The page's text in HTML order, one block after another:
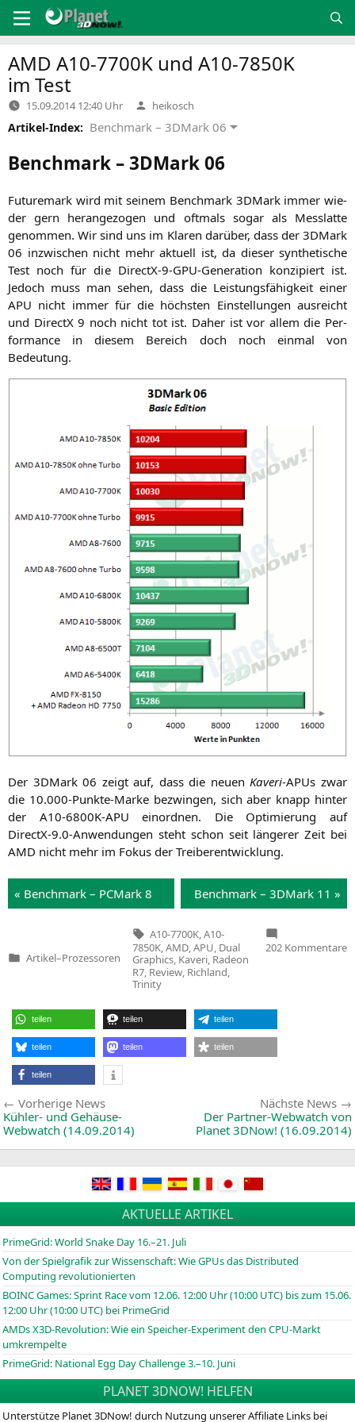
Inhalt
springen
AMD A10-7700K und A10-7850K
im Test
15.09.2014 12:40 Uhr Verfasst
von
heikosch
Artikel-Index: Benchmark – 3DMark 06
Benchmark – 3DMark 06
Future­mark wird mit sei­nem Bench­mark 3DMark immer wie­
der gern her­an­ge­zo­gen und oft­mals sogar als Mess­lat­te
genom­men. Wir sind uns im Kla­ren dar­über, dass der 3DMark
06 inzwi­schen nicht mehr aktu­ell ist, da die­ser syn­the­ti­sche
Test noch für die DirectX-9-GPU-Gene­ra­ti­on kon­zi­piert ist.
Jedoch muss man sehen, dass die Leis­tungs­fä­hig­keit einer
APU nicht immer für die höchs­ten Ein­stel­lun­gen aus­reicht
und DirectX 9 noch nicht tot ist. Daher ist vor allem die Per­
for­mance in die­sem Bereich doch noch ein­mal von
Bedeutung.
Der 3DMark 06 zeigt auf, dass die neu­enKaveri-APUs zwar
die 10.000-Punkte-Marke bezwin­gen, sich aber knapp hin­ter
der A10-6800K-APU ein­ord­nen. Die Opti­mie­rung auf
DirectX‑9.0‑Anwendungen steht schon seit län­ge­rer Zeit bei
AMD nicht mehr im Fokus der Treiberentwicklung.
« Bench­mark – PCMark 8 Bench­mark – 3DMark 11 »
Veröffentlicht
Artikel–Prozessoren
Tags:
A10-7700K,A10-
7850K, AMD, APU Dual
Graphics, Kaveri, Radeon
R7, Review, Richland
Trinity
202 Kommentare
teilen teilen teilen
teilen teilen teilen
teilen
Beitragsnavigation
Vorherige NewsVorherige
News:
Kühler- und Gehäuse-
Webwatch (14.09.2014)
Nächste News
Der Partner-Webwatch von
Planet 3DNow! (16.09.2014)
AKTUELLE ARTIKEL
PrimeGrid: World Snake Day 16.–21. Juli
Von der Spielgrafik zur Wissenschaft: Wie GPUs das Distributed
Computing revolutionierten
BOINCGames: Sprint Race vom 12.06. 12:00 Uhr (10:00 UTC) bis zum 15.06.
12:00 Uhr (10:00 UTC) bei PrimeGrid
AMDs X3D-Revolution: Wie ein Speicher-Experiment den CPU-Markt
umkrempelte
PrimeGrid: National Egg Day Challenge 3.–10. Juni
PLANET 3DNOW! HELFEN
Unterstütze Planet 3DNow! durch Nutzung unserer Affiliate Links bei